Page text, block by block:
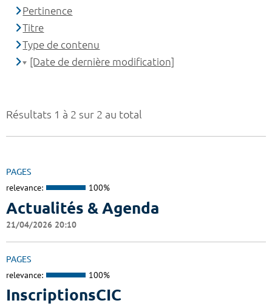
Résultats 1 à 2 sur 2 au total
PAGES
relevance: 100%
Actualités & Agenda
21/04/2026 20:10
PAGES
relevance: 100%
InscriptionsCIC
Pertinence
Titre
Type de contenu
[Date de dernière modification]